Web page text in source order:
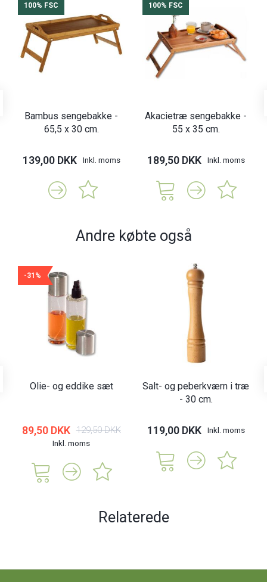
100% FSC
Bambus sengebakke -
65,5 x 30 cm.
139,00 DKK Inkl. moms
100% FSC
Akacietræ sengebakke -
55 x 35 cm.
189,50 DKK Inkl. moms
Andre købte også
-31%
Olie- og eddike sæt
89,50 DKK 129,50 DKK
Inkl. moms
Salt- og peberkværn i træ
- 30 cm.
119,00 DKK Inkl. moms
Relaterede